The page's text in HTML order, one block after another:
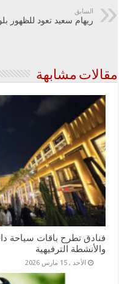
السابق
ريهام سعيد تعود للظهور
مقالات مشابهة
فنادق تطرح باقات سياحة
والأنشطة الترفيهية
الأحد , 15 مارس 2026